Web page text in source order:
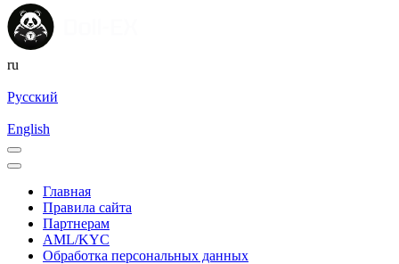
ru
Русский
English
Главная
Правила сайта
Партнерам
AML/KYC
Обработка персональных данных